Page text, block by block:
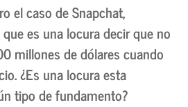
el caso de Snapchat,
es una locura decir que no
millones de dólares cuando
¿Es una locura esta
tipo de fundamento?